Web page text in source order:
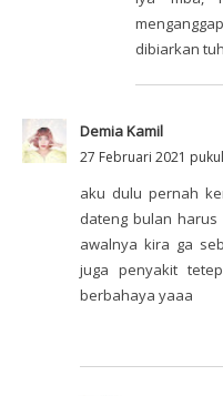
dibiarkan
Demia Kamil
27 Februari 2021
aku dulu pernah
dateng bulan
awalnya kira ga
juga penyakit
berbahaya yaaa